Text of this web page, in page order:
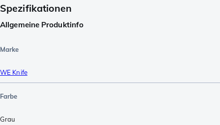
Spezifikationen
Allgemeine Produktinfo
Marke
WE Knife
Farbe
Grau